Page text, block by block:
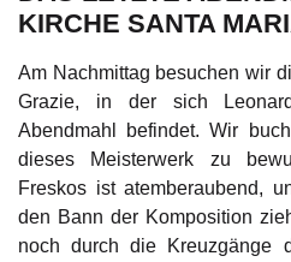
KIRCHE SANTA
Am Nachmittag besuchen wir
Grazie, in der sich
Abendmahl befindet. Wir
dieses Meisterwerk zu
Freskos ist atemberaubend,
den Bann der Komposition
noch durch die Kreuzgänge